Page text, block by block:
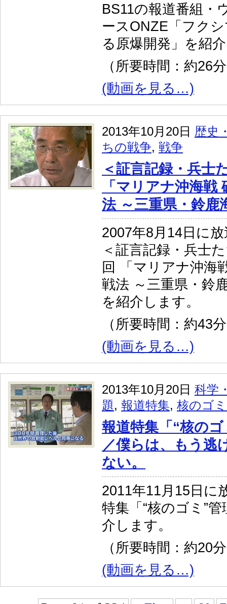
BS11の報道番組・
ースONZE「フク
る原爆開発」を紹
（所要時間：約26
(動画を見る…)
2013年10月20日 歴史
ちの戦争, 戦争
＜証言記録・兵士
「マリアナ沖海戦
法 ～三重県・鈴鹿
2007年8月14日に
＜証言記録・兵士
回 「マリアナ沖海
戦法 ～三重県・鈴
を紹介します。
（所要時間：約43
(動画を見る…)
2013年10月20日 科学
題, 報道特集, 核のゴミ
報道特集「“核の
／僕らは、もう逃
ない。
2011年11月15日に
特集「“核のゴミ”
介します。
（所要時間：約20
(動画を見る…)